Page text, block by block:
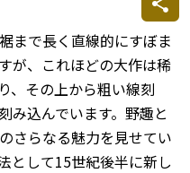
まで長く直線的にすぼま
が、これほどの大作は稀
、その上から粗い線刻
み込んでいます。野趣と
さらなる魅力を見せてい
として15世紀後半に新し